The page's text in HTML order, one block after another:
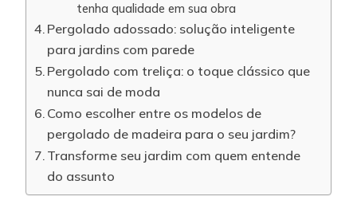
tenha qualidade em sua obra
Pergolado adossado: solução inteligente
para jardins com parede
Pergolado com treliça: o toque clássico que
nunca sai de moda
Como escolher entre os modelos de
pergolado de madeira para o seu jardim?
Transforme seu jardim com quem entende
do assunto